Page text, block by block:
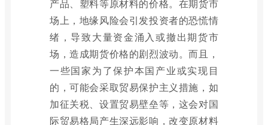
产品、塑料等原材料的价格。在期货市
场上，地缘风险会引发投资者的恐慌情
绪，导致大量资金涌入或撤出期货市
场，造成期货价格的剧烈波动。而且，
一些国家为了保护本国产业或实现目
的，可能会采取贸易保护主义措施，如
加征关税、设置贸易壁垒等，这会对国
际贸易格局产生深远影响，改变原材料